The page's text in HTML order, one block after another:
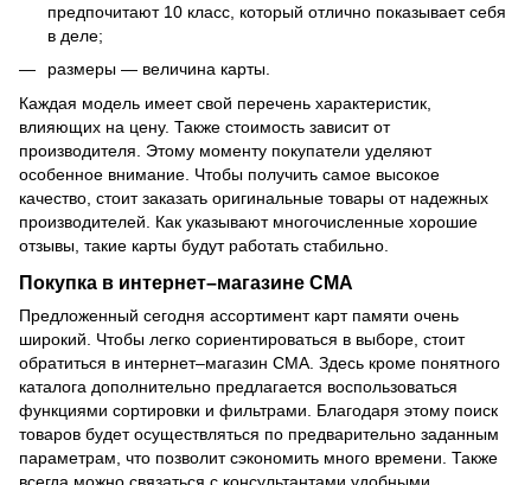
предпочитают 10 класс, который отлично показывает себя
в деле;
размеры — величина карты.
Каждая модель имеет свой перечень характеристик,
влияющих на цену. Также стоимость зависит от
производителя. Этому моменту покупатели уделяют
особенное внимание. Чтобы получить самое высокое
качество, стоит заказать оригинальные товары от надежных
производителей. Как указывают многочисленные хорошие
отзывы, такие карты будут работать стабильно.
Покупка в интернет–магазине СМА
Предложенный сегодня ассортимент карт памяти очень
широкий. Чтобы легко сориентироваться в выборе, стоит
обратиться в интернет–магазин СМА. Здесь кроме понятного
каталога дополнительно предлагается воспользоваться
функциями сортировки и фильтрами. Благодаря этому поиск
товаров будет осуществляться по предварительно заданным
параметрам, что позволит сэкономить много времени. Также
всегда можно связаться с консультантами удобными